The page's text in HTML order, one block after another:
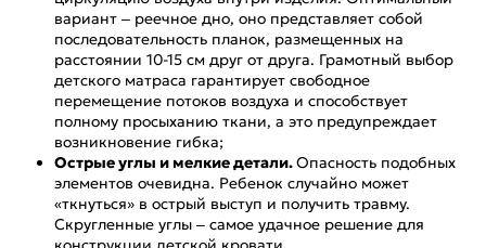
вариант – реечное дно, оно представляет собой
последовательность планок, размещенных на
расстоянии 10-15 см друг от друга. Грамотный выбор
детского матраса гарантирует свободное
перемещение потоков воздуха и способствует
полному просыханию ткани, а это предупреждает
возникновение гибка;
Острые углы и мелкие детали.Опасность подобных
элементов очевидна. Ребенок случайно может
«ткнуться» в острый выступ и получить травму.
Скругленные углы – самое удачное решение для